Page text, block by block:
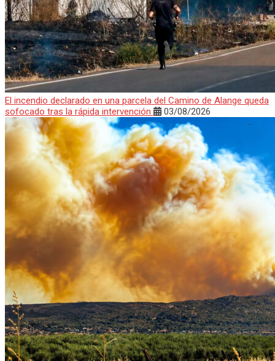
El incendio declarado en una parcela del Camino de Alange queda
sofocado tras la rápida intervención
03/08/2026